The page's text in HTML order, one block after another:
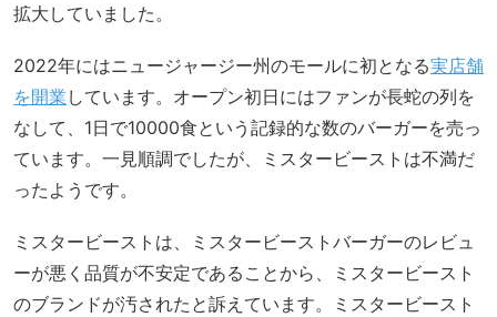
拡大していました。
2022年にはニュージャージー州のモールに初となる実店舗
を開業 しています。オープン初日にはファンが長蛇の列を
なして、1日で10000食という記録的な数のバーガーを売っ
ています。一見順調でしたが、ミスタービーストは不満だ
ったようです。
ミスタービーストは、ミスタービーストバーガーのレビュ
ーが悪く品質が不安定であることから、ミスタービースト
のブランドが汚されたと訴えています。ミスタービースト